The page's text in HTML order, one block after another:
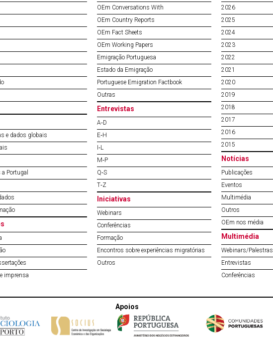
e dados globais
Portugal
imprensa
OEm Conversations With
OEm Country Reports
OEm Fact Sheets
OEm Working Papers
Emigração Portuguesa
Estado da Emigração
Portuguese Emigration Factbook
Outras
Entrevistas
A‐D
E‐H
I‐L
M‐P
Q‐S
T‐Z
Iniciativas
Webinars
Conferências
Formação
Encontros sobre experiências migratórias
Outros
2026
2025
2024
2023
2022
2021
2020
2019
2018
2017
2016
2015
Notícias
Publicações
Eventos
Multimédia
Outros
OEm nos média
Multimédia
Webinars/Palestras
Entrevistas
Conferências
Apoios